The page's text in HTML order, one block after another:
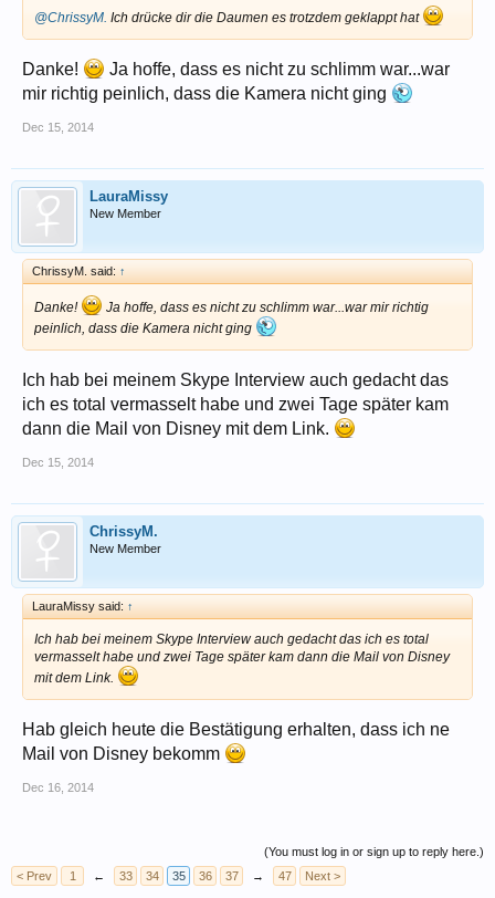
@ChrissyM. Ich drücke dir die Daumen es trotzdem geklappt hat
Danke!
Ja hoffe, dass es nicht zu schlimm war...war
mir richtig peinlich, dass die Kamera nicht ging
Dec 15, 2014
LauraMissy
New Member
ChrissyM. said: ↑
Danke!
Ja hoffe, dass es nicht zu schlimm war...war mir richtig
peinlich, dass die Kamera nicht ging
Ich hab bei meinem Skype Interview auch gedacht das
ich es total vermasselt habe und zwei Tage später kam
dann die Mail von Disney mit dem Link.
Dec 15, 2014
ChrissyM.
New Member
LauraMissy said: ↑
Ich hab bei meinem Skype Interview auch gedacht das ich es total
vermasselt habe und zwei Tage später kam dann die Mail von Disney
mit dem Link.
Hab gleich heute die Bestätigung erhalten, dass ich ne
Mail von Disney bekomm
Dec 16, 2014
(You must log in or sign up to reply here.)
< Prev
1 ← 33 34 35 36 37 → 47 Next >